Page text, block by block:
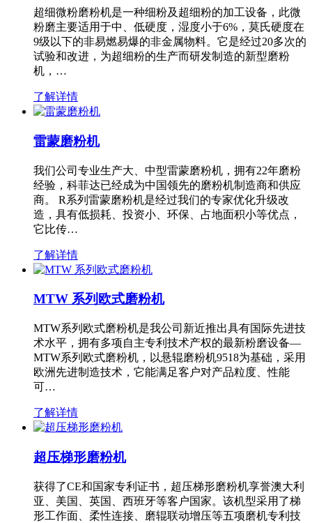
超细微粉磨粉机是一种细粉及超细粉的加工设备，此微
粉磨主要适用于中、低硬度，湿度小于6%，莫氏硬度在
9级以下的非易燃易爆的非金属物料。它是经过20多次的
试验和改进，为超细粉的生产而研发制造的新型磨粉
机，…
了解详情
雷蒙磨粉机
我们公司专业生产大、中型雷蒙磨粉机，拥有22年磨粉
经验，科菲达已经成为中国领先的磨粉机制造商和供应
商。 R系列雷蒙磨粉机是经过我们的专家优化升级改
造，具有低损耗、投资小、环保、占地面积小等优点，
它比传…
了解详情
MTW 系列欧式磨粉机
MTW系列欧式磨粉机是我公司新近推出具有国际先进技
术水平，拥有多项自主专利技术产权的最新粉磨设备—
MTW系列欧式磨粉机，以悬辊磨粉机9518为基础，采用
欧洲先进制造技术，它能满足客户对产品粒度、性能
可…
了解详情
超压梯形磨粉机
获得了CE和国家专利证书，超压梯形磨粉机享誉澳大利
亚、美国、英国、西班牙等客户国家。该机型采用了梯
形工作面、柔性连接、磨辊联动增压等五项磨机专利技